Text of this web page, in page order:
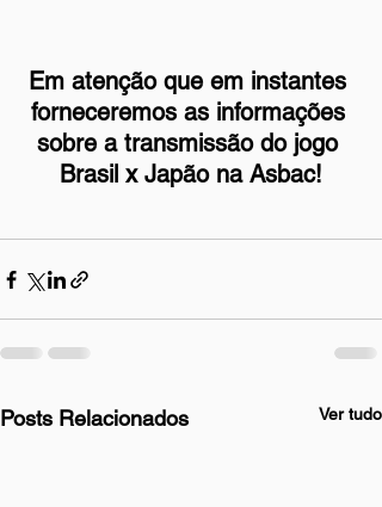
Em atenção que em instantes
forneceremos as informações
sobre a transmissão do jogo
Brasil x Japão na Asbac!
Posts Relacionados Ver tudo